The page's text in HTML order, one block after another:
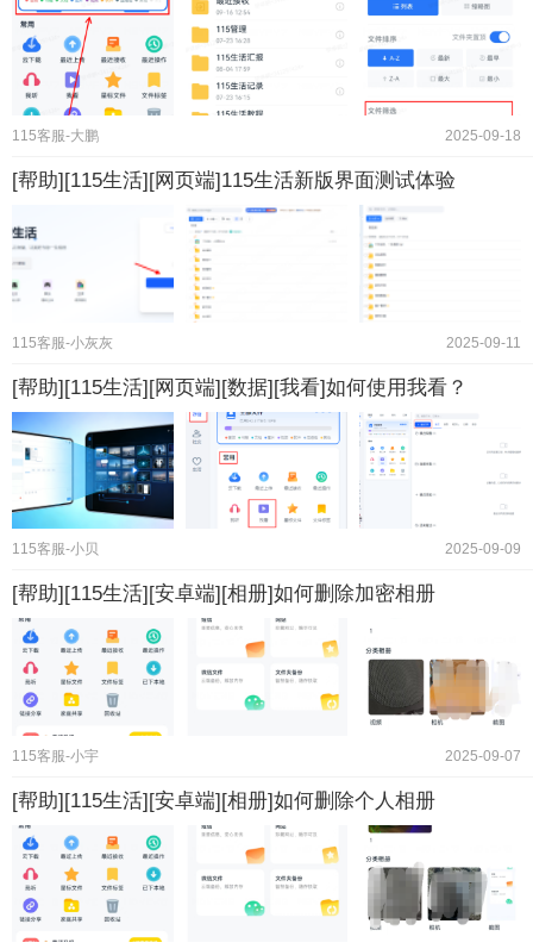
115客服-大鹏 2025-09-18
[帮助][115生活][网页端]115生活新版界面测试体验
115客服-小灰灰 2025-09-11
[帮助][115生活][网页端][数据][我看]如何使用我看？
115客服-小贝 2025-09-09
[帮助][115生活][安卓端][相册]如何删除加密相册
115客服-小宇 2025-09-07
[帮助][115生活][安卓端][相册]如何删除个人相册